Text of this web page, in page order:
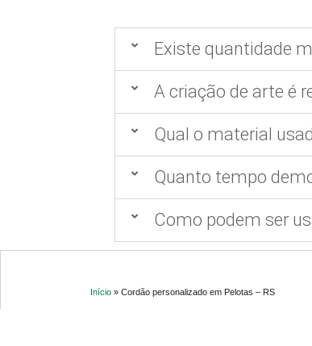
Existe quantidade
A criação de arte é
Qual o material
Quanto tempo
Como podem ser
Início » Cordão personalizado em Pelotas – RS